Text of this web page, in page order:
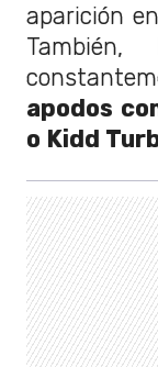
aparición
apodos
o Kidd